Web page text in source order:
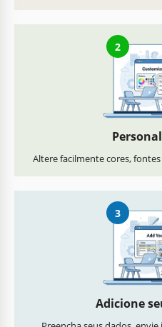
2
Altere facilmente cores,
3
Adicione